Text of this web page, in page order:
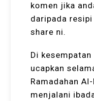
komen jika
daripada resipi
share ni.
Di
ucapkan
Ramadahan
menjalani